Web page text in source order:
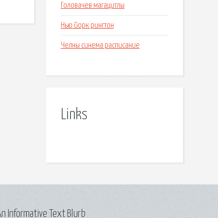
Головачев магацитлы
Нью йорк рингтон
Челны синема расписание
Links
Informative Text Blurb